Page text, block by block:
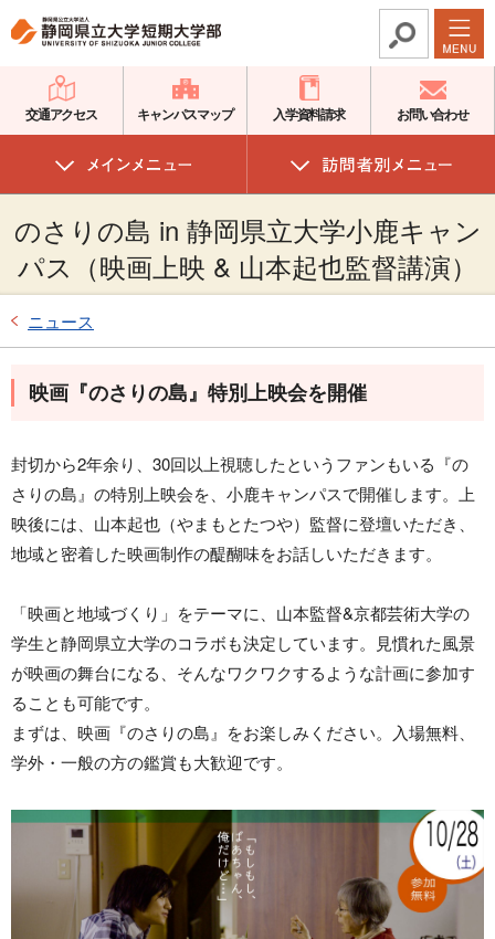
ロ
ル
ビ
ョ
ン
文
ー
ナ
ゲ
ン
へ
ッ
へ
交通アクセス キャンパスマップ 入学資料請求 お問い合わせ
のさりの島 in 静岡県立大学小鹿キャン
パス（映画上映 & 山本起也監督講演）
ニュース
映画『のさりの島』特別上映会を開催
封切から2年余り、30回以上視聴したというファンもいる『の
さりの島』の特別上映会を、小鹿キャンパスで開催します。上
映後には、山本起也（やまもとたつや）監督に登壇いただき、
地域と密着した映画制作の醍醐味をお話しいただきます。
「映画と地域づくり」をテーマに、山本監督&京都芸術大学の
学生と静岡県立大学のコラボも決定しています。見慣れた風景
が映画の舞台になる、そんなワクワクするような計画に参加す
ることも可能です。
まずは、映画『のさりの島』をお楽しみください。入場無料、
学外・一般の方の鑑賞も大歓迎です。